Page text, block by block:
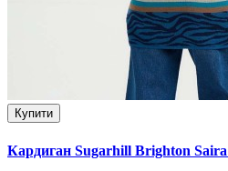
Купити
Кардиган Sugarhill Brighton Saira